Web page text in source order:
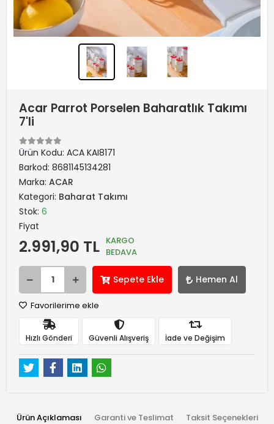
Acar Parrot Porselen Baharatlık Takımı
7'li
Ürün Kodu: ACA KAI8171
Barkod: 8681145134281
Marka: ACAR
Kategori: Baharat Takımı
Stok: 6
Fiyat
2.991,90 TL KARGO
BEDAVA
Sepete Ekle Hemen Al
Favorilerime ekle
Hızlı Gönderi Güvenli Alışveriş İade ve Değişim
Ürün Açıklaması Garanti ve Teslimat Taksit Seçenekleri